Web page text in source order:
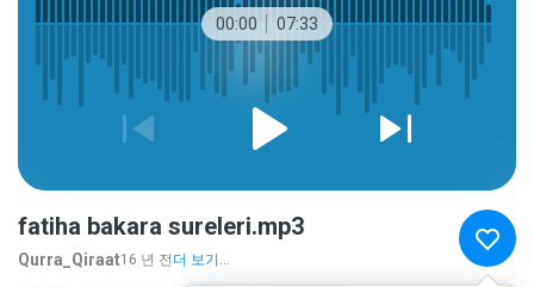
00:00 07:33
fatiha bakara sureleri.mp3
Qurra_Qiraat16 년 전 더 보기...